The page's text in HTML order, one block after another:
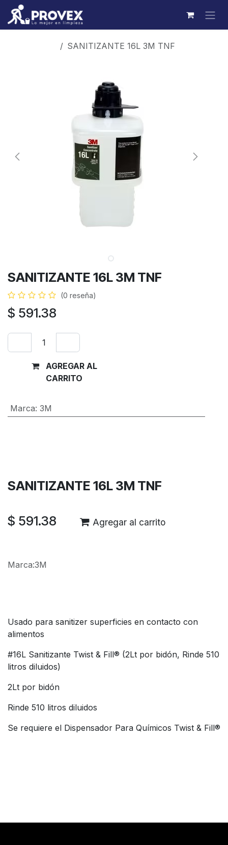
Ir al contenido
SANITIZANTE 16L 3M TNF
SANITIZANTE 16L 3M TNF
(0 reseña)
$ 591.38
AGREGAR AL
CARRITO
Marca: 3M
SANITIZANTE 16L 3M TNF
$ 591.38 Agregar al carrito
Marca:3M
Usado para sanitizer superficies en contacto con
alimentos
#16L Sanitizante Twist & Fill® (2Lt por bidón, Rinde 510
litros diluidos)
2Lt por bidón
Rinde 510 litros diluidos
Se requiere el Dispensador Para Químicos Twist & Fill®